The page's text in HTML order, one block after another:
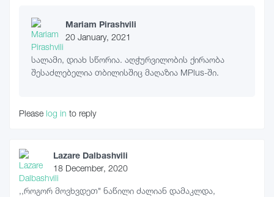
Mariam Pirashvili
20 January, 2021
სალამი, დიახ სწორია. აღჭურვილობის ქირაობა
შესაძლებელია თბილისშიც მაღაზია MPlus-ში.
Please log in to reply
Lazare Dalbashvili
18 December, 2020
,,როგორ მოვხვდეთ" ნაწილი ძალიან დამაკლდა,